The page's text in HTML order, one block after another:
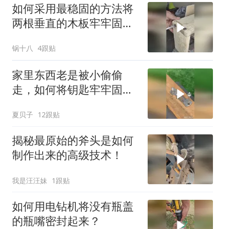
如何采用最稳固的方法将
两根垂直的木板牢牢固定
锅十八 4跟贴
家里东西老是被小偷偷
走，如何将钥匙牢牢固定
夏贝子 12跟贴
揭秘最原始的斧头是如何
制作出来的高级技术！
我是汪汪妹 1跟贴
如何用电钻机将没有瓶盖
的瓶嘴密封起来？